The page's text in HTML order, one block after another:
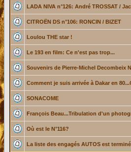
LADA NIVA n°126: André TROSSAT /
CITROËN DS n°106: RONCIN / BIZET
Loulou THE star !
Le 193 en film: Ce n'est pas trop...
Souvenirs de Pierre-Michel Decombeix
Comment je suis arrivée à Dakar en
SONACOME
François Beau...Tribulation d'un
Où est le N°116?
La liste des engagés AUTOS est